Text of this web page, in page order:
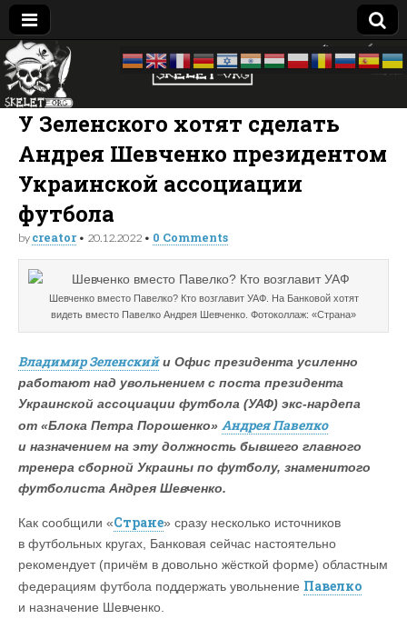
Skelet
Org
досье —
биография
—
компромат:
Украина
У Зеленского хотят сделать
Андрея Шевченко президентом
Украинской ассоциации
футбола
by creator• 20.12.2022 • 0 Comments
Шевченко вместо Павелко? Кто возглавит УАФ. На Банковой хотят
видеть вместо Павелко Андрея Шевченко. Фотоколлаж: «Страна»
Владимир Зеленскийи Офис президента усиленно
работают над увольнением с поста президента
Украинской ассоциации футбола (УАФ) экс-нардепа
от «Блока Петра Порошенко» Андрея Павелко
и назначением на эту должность бывшего главного
тренера сборной Украины по футболу, знаменитого
футболиста Андрея Шевченко.
Как сообщили «Стране» сразу несколько источников
в футбольных кругах, Банковая сейчас настоятельно
рекомендует (причём в довольно жёсткой форме) областным
федерациям футбола поддержать увольнение Павелко
и назначение Шевченко.